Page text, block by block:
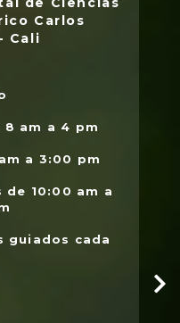
Carlos
Cali
8 am a 4 pm
a 3:00 pm
10:00 am a
guiados cada